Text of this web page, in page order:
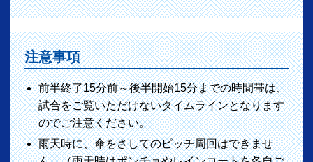
注意事項
前半終了15分前～後半開始15分までの時間帯は、
試合をご覧いただけないタイムラインとなります
のでご注意ください。
雨天時に、傘をさしてのピッチ周回はできませ